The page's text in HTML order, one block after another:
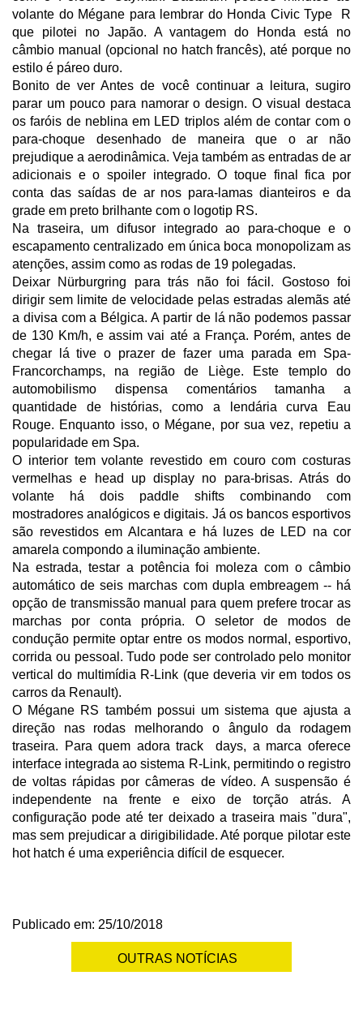
volante do Mégane para lembrar do Honda Civic Type R
que pilotei no Japão. A vantagem do Honda está no
câmbio manual (opcional no hatch francês), até porque no
estilo é páreo duro.
Bonito de ver Antes de você continuar a leitura, sugiro
parar um pouco para namorar o design. O visual destaca
os faróis de neblina em LED triplos além de contar com o
para-choque desenhado de maneira que o ar não
prejudique a aerodinâmica. Veja também as entradas de ar
adicionais e o spoiler integrado. O toque final fica por
conta das saídas de ar nos para-lamas dianteiros e da
grade em preto brilhante com o logotip RS.
Na traseira, um difusor integrado ao para-choque e o
escapamento centralizado em única boca monopolizam as
atenções, assim como as rodas de 19 polegadas.
Deixar Nürburgring para trás não foi fácil. Gostoso foi
dirigir sem limite de velocidade pelas estradas alemãs até
a divisa com a Bélgica. A partir de lá não podemos passar
de 130 Km/h, e assim vai até a França. Porém, antes de
chegar lá tive o prazer de fazer uma parada em Spa-
Francorchamps, na região de Liège. Este templo do
automobilismo dispensa comentários tamanha a
quantidade de histórias, como a lendária curva Eau
Rouge. Enquanto isso, o Mégane, por sua vez, repetiu a
popularidade em Spa.
O interior tem volante revestido em couro com costuras
vermelhas e head up display no para-brisas. Atrás do
volante há dois paddle shifts combinando com
mostradores analógicos e digitais. Já os bancos esportivos
são revestidos em Alcantara e há luzes de LED na cor
amarela compondo a iluminação ambiente.
Na estrada, testar a potência foi moleza com o câmbio
automático de seis marchas com dupla embreagem -- há
opção de transmissão manual para quem prefere trocar as
marchas por conta própria. O seletor de modos de
condução permite optar entre os modos normal, esportivo,
corrida ou pessoal. Tudo pode ser controlado pelo monitor
vertical do multimídia R-Link (que deveria vir em todos os
carros da Renault).
O Mégane RS também possui um sistema que ajusta a
direção nas rodas melhorando o ângulo da rodagem
traseira. Para quem adora track days, a marca oferece
interface integrada ao sistema R-Link, permitindo o registro
de voltas rápidas por câmeras de vídeo. A suspensão é
independente na frente e eixo de torção atrás. A
configuração pode até ter deixado a traseira mais "dura",
mas sem prejudicar a dirigibilidade. Até porque pilotar este
hot hatch é uma experiência difícil de esquecer.
Publicado em: 25/10/2018
OUTRAS NOTÍCIAS